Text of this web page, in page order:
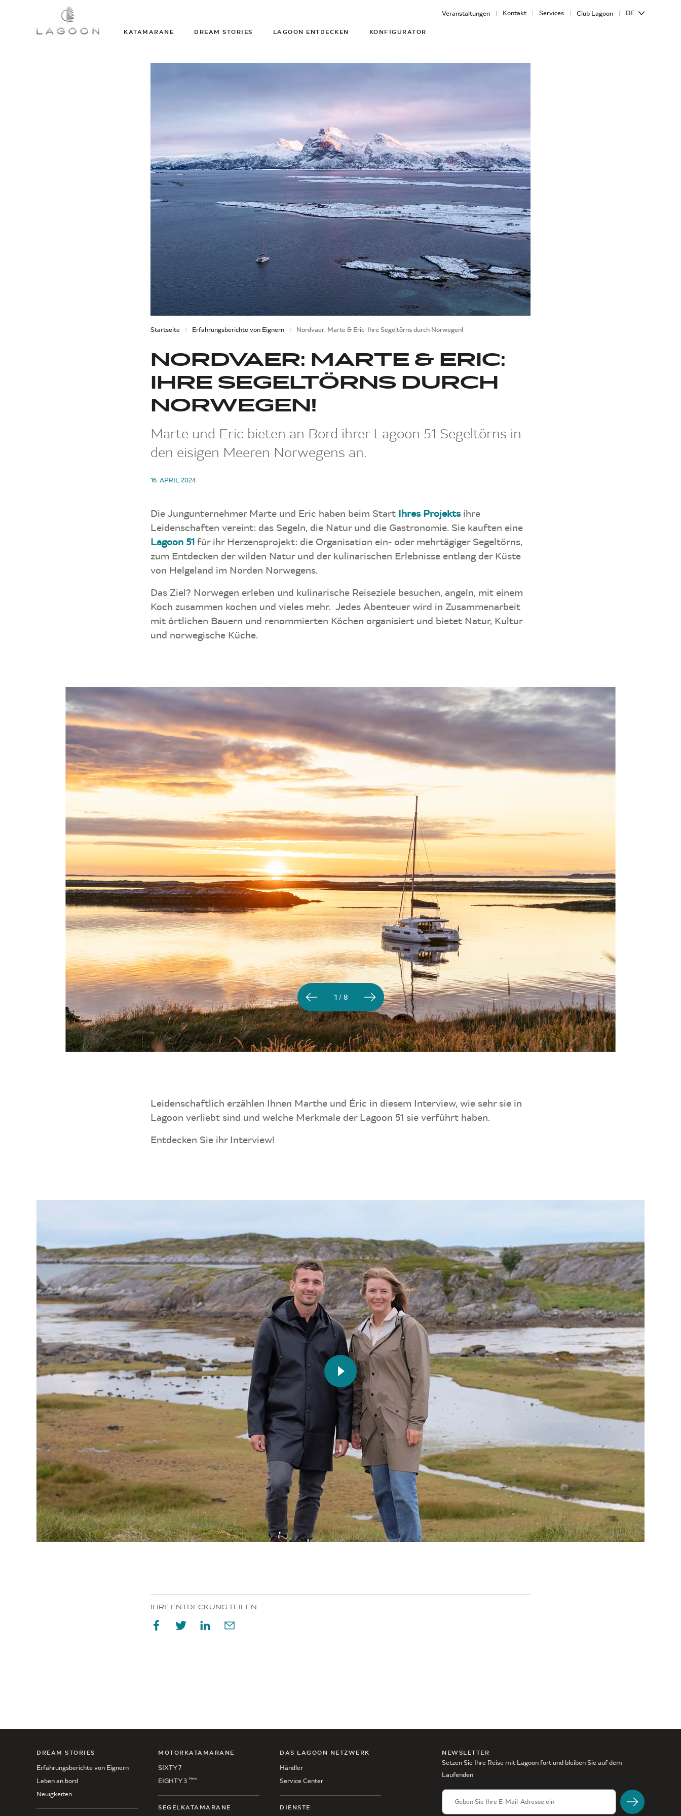
KATAMARANE DREAM STORIES LAGOON ENTDECKEN KONFIGURATOR
Veranstaltungen Kontakt Services Club Lagoon DE
Startseite Erfahrungsberichte von Eignern Nordvaer: Marte & Eric: Ihre Segeltörns durch Norwegen!
NORDVAER: MARTE & ERIC:
IHRE SEGELTÖRNS DURCH
NORWEGEN!
Marte und Eric bieten an Bord ihrer Lagoon 51 Segeltörns in
den eisigen Meeren Norwegens an.
16. APRIL 2024
Die Jungunternehmer Marte und Eric haben beim Start Ihres Projektsihre
Leidenschaften vereint: das Segeln, die Natur und die Gastronomie. Sie kauften eine
Lagoon 51 für ihr Herzensprojekt: die Organisation ein- oder mehrtägiger Segeltörns,
zum Entdecken der wilden Natur und der kulinarischen Erlebnisse entlang der Küste
von Helgeland im Norden Norwegens.
Das Ziel? Norwegen erleben und kulinarische Reiseziele besuchen, angeln, mit einem
Koch zusammen kochen und vieles mehr. Jedes Abenteuer wird in Zusammenarbeit
mit örtlichen Bauern und renommierten Köchen organisiert und bietet Natur, Kultur
und norwegische Küche.
1 / 8
Leidenschaftlich erzählen Ihnen Marthe und Éric in diesem Interview, wie sehr sie in
Lagoon verliebt sind und welche Merkmale der Lagoon 51 sie verführt haben.
Entdecken Sie ihr Interview!
IHRE ENTDECKUNG TEILEN
DREAM STORIES
Erfahrungsberichte von Eignern
Leben an bord
Neuigkeiten
MOTORKATAMARANE
SIXTY 7
EIGHTY 3 New
SEGELKATAMARANE
DAS LAGOON NETZWERK
Händler
Service Center
DIENSTE
NEWSLETTER
Setzen Sie Ihre Reise mit Lagoon fort und bleiben Sie auf dem
Laufenden